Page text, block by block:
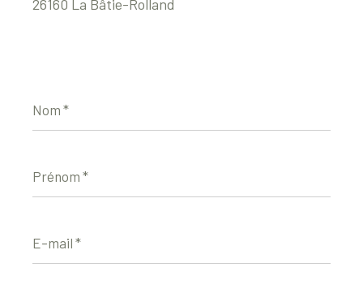
26160 La Bâtie-Rolland
*
*
mail
*